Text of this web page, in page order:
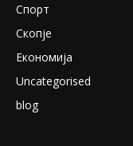
Спорт
Скопје
Економија
Uncategorised
blog